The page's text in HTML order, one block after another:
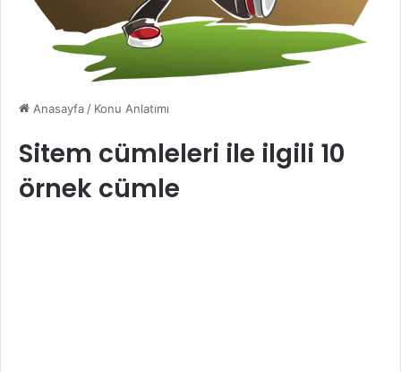
Anasayfa / Konu Anlatımı
Sitem cümleleri ile ilgili 10
örnek cümle